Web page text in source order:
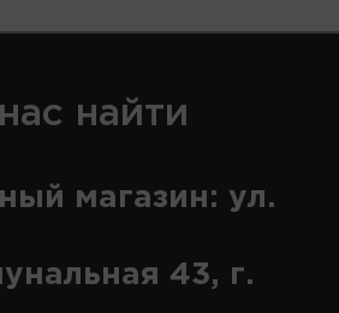
найти
магазин: ул.
43, г.